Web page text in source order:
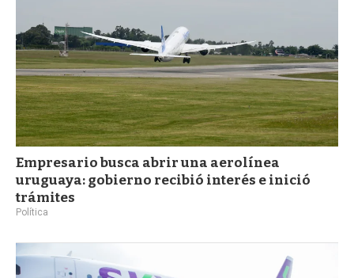
Empresario busca abrir una aerolínea
uruguaya: gobierno recibió interés e inició
trámites
Política